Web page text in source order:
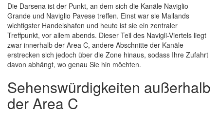
Die Darsena ist der Punkt, an dem sich die Kanäle Naviglio
Grande und Naviglio Pavese treffen. Einst war sie Mailands
wichtigster Handelshafen und heute ist sie ein zentraler
Treffpunkt, vor allem abends. Dieser Teil des Navigli-Viertels liegt
zwar innerhalb der Area C, andere Abschnitte der Kanäle
erstrecken sich jedoch über die Zone hinaus, sodass Ihre Zufahrt
davon abhängt, wo genau Sie hin möchten.
Sehenswürdigkeiten außerhalb
der Area C